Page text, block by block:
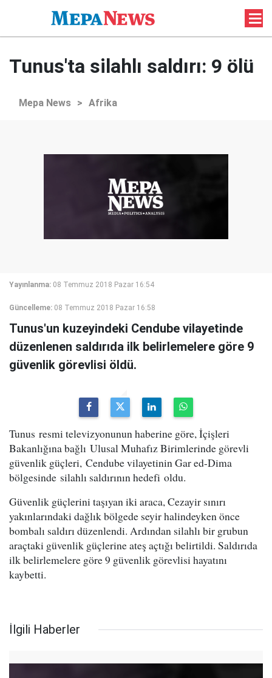
Tunus'ta silahlı saldırı: 9 ölü
Mepa News > Afrika
Yayınlanma: 08 Temmuz 2018 Pazar 16:54
Güncelleme: 08 Temmuz 2018 Pazar 16:58
Tunus'un kuzeyindeki Cendube vilayetinde
düzenlenen saldırıda ilk belirlemelere göre 9
güvenlik görevlisi öldü.
Tunus resmi televizyonunun haberine göre, İçişleri
Bakanlığına bağlı Ulusal Muhafız Birimlerinde görevli
güvenlik güçleri, Cendube vilayetinin Gar ed-Dima
bölgesinde silahlı saldırının hedefi oldu.
Güvenlik güçlerini taşıyan iki araca, Cezayir sınırı
yakınlarındaki dağlık bölgede seyir halindeyken önce
bombalı saldırı düzenlendi. Ardından silahlı bir grubun
araçtaki güvenlik güçlerine ateş açtığı belirtildi. Saldırıda
ilk belirlemelere göre 9 güvenlik görevlisi hayatını
kaybetti.
İlgili Haberler